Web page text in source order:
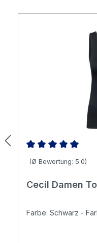
Durchschnittliche
(Ø Bewertung: 5.0)
Cecil Damen
Farbe: Schwarz -